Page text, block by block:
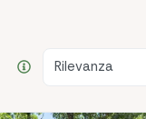
Rilevanza